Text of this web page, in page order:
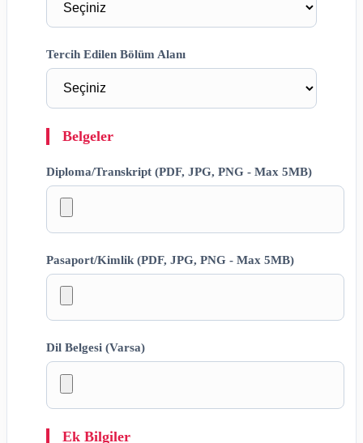
Tercih Edilen Bölüm Alanı
Belgeler
Diploma/Transkript (PDF, JPG, PNG - Max 5MB)
Pasaport/Kimlik (PDF, JPG, PNG - Max 5MB)
Dil Belgesi (Varsa)
Ek Bilgiler